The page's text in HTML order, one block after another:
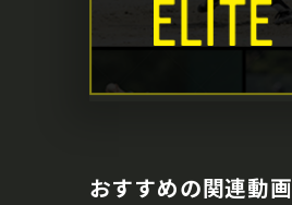
おすすめの関連動画